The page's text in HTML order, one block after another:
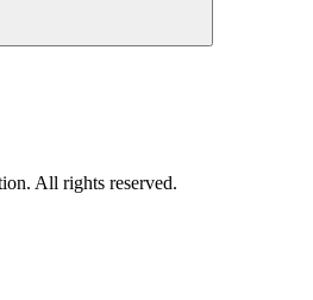
All rights reserved.